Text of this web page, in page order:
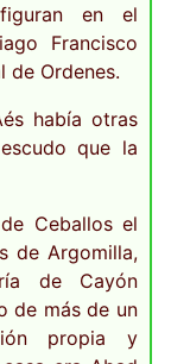
en el
Francisco
de Ordenes.
había otras
que la
Ceballos el
de Argomilla,
de Cayón
de más de un
propia y